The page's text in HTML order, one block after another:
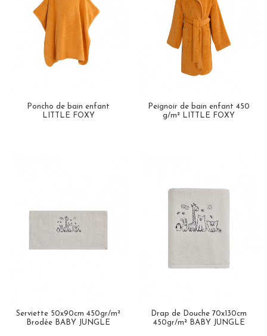
Poncho de bain enfant
LITTLE FOXY
Peignoir de bain enfant 450
g/m² LITTLE FOXY
Serviette 50x90cm 450gr/m²
Brodée BABY JUNGLE
Drap de Douche 70x130cm
450gr/m² BABY JUNGLE